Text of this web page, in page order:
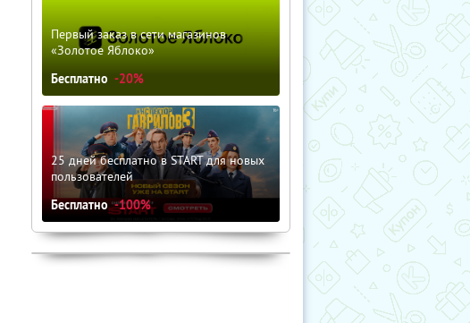
Первый заказ в сети магазинов
«Золотое Яблоко»
Бесплатно -20%
25 дней бесплатно в START для новых
пользователей
Бесплатно -100%